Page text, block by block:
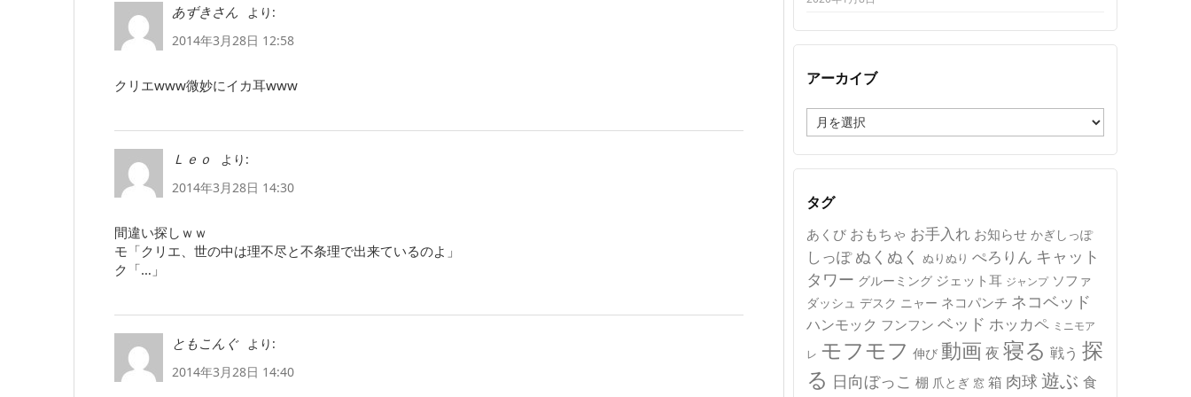
あずきさん
より:
2014年3月28日 12:58
クリエwww微妙にイカ耳www
Ｌｅｏ
より:
2014年3月28日 14:30
間違い探しｗｗ
モ「クリエ、世の中は理不尽と不条理で出来ているのよ」
ク「…」
ともこんぐ
より:
2014年3月28日 14:40
アーカイブ
ー
カ
イ
タグ
あくび おもちゃ お手入れ お知らせ かぎしっぽ
しっぽ ぬくぬく ぬりぬり ぺろりん キャット
タワー グルーミング ジェット耳 ジャンプ ソファ
ダッシュ デスク ニャー ネコパンチ ネコベッド
ハンモック フンフン ベッド ホッカペ ミニモア
レ モフモフ 伸び 動画 夜 寝る 戦う 探
る 日向ぼっこ 棚 爪とぎ 窓 箱 肉球 遊ぶ 食